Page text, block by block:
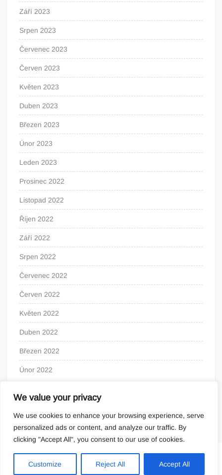
We value your privacy
We use cookies to enhance your browsing experience, serve
personalized ads or content, and analyze our traffic. By
clicking "Accept All", you consent to our use of cookies.
Customize Reject All Accept All
Září 2023
Srpen 2023
Červenec 2023
Červen 2023
Květen 2023
Duben 2023
Březen 2023
Únor 2023
Leden 2023
Prosinec 2022
Listopad 2022
Říjen 2022
Září 2022
Srpen 2022
Červenec 2022
Červen 2022
Květen 2022
Duben 2022
Březen 2022
Únor 2022
ThemeSpiral.com